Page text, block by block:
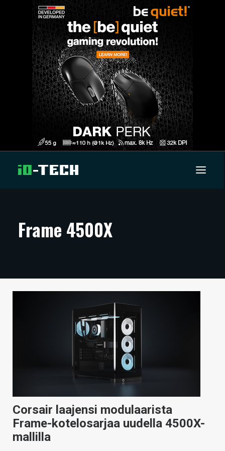
ARTIKKELIT
TECHBBS
HAKU
Frame 4500X
Corsair laajensi modulaarista
Frame-kotelosarjaa uudella 4500X-
mallilla